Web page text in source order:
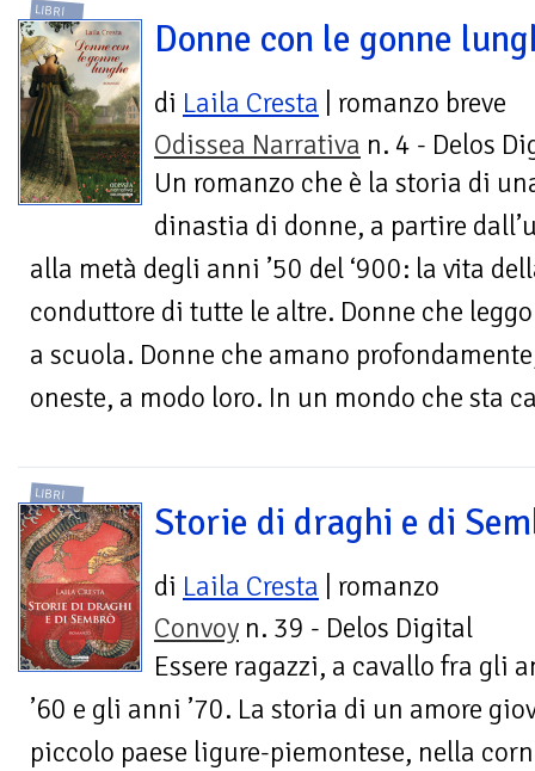
LIBRI
Donne con le gonne
di Laila Cresta | romanzo breve
Odissea Narrativa n. 4 - Delos
Un romanzo che è la storia di
dinastia di donne, a partire
alla metà degli anni ’50 del ‘900: la vita
conduttore di tutte le altre. Donne che
a scuola. Donne che amano
oneste, a modo loro. In un mondo che sta
LIBRI
Storie di draghi e di
di Laila Cresta | romanzo
Convoy n. 39 - Delos Digital
Essere ragazzi, a cavallo fra gli
’60 e gli anni ’70. La storia di un amore
piccolo paese ligure-piemontese, nella